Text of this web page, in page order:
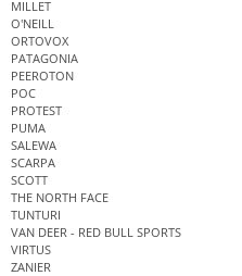
MILLET
O'NEILL
ORTOVOX
PATAGONIA
PEEROTON
POC
PROTEST
PUMA
SALEWA
SCARPA
SCOTT
THE NORTH FACE
TUNTURI
VAN DEER - RED BULL SPORTS
VIRTUS
ZANIER